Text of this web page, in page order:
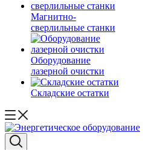
Магнитно-
сверлильные станки
Оборудование
лазерной очистки
Складские остатки